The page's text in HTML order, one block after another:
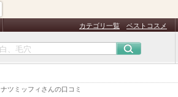
ナツミッフィさんの口コミ
カテゴリ一覧 ベストコスメ